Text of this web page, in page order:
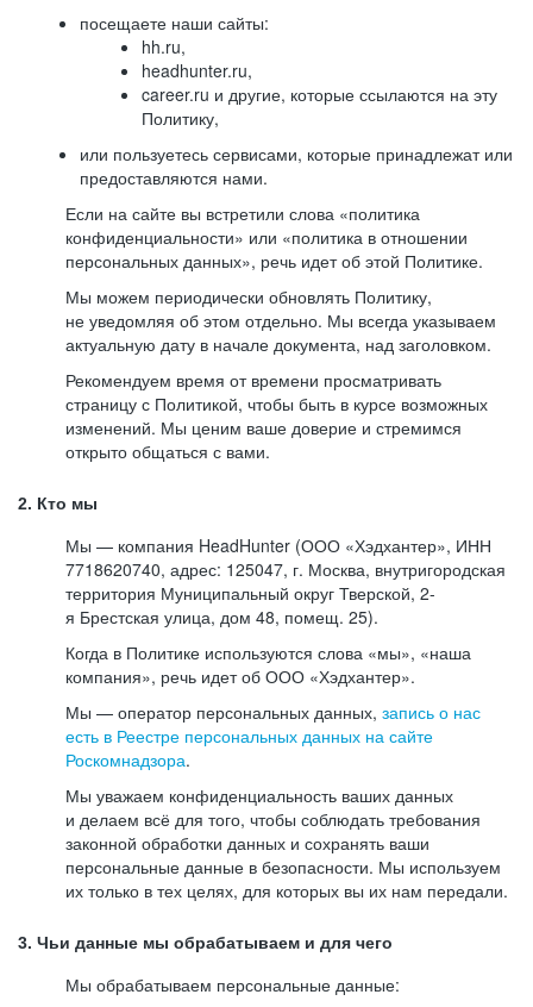
посещаете наши сайты:
hh.ru,
headhunter.ru,
career.ru и другие, которые ссылаются на эту
Политику,
или пользуетесь сервисами, которые принадлежат или
предоставляются нами.
Если на сайте вы встретили слова «политика
конфиденциальности» или «политика в отношении
персональных данных», речь идет об этой Политике.
Мы можем периодически обновлять Политику,
не уведомляя об этом отдельно. Мы всегда указываем
актуальную дату в начале документа, над заголовком.
Рекомендуем время от времени просматривать
страницу с Политикой, чтобы быть в курсе возможных
изменений. Мы ценим ваше доверие и стремимся
открыто общаться с вами.
2. Кто мы
Мы — компания HeadHunter (ООО «Хэдхантер», ИНН
7718620740, адрес: 125047, г. Москва, внутригородская
территория Муниципальный округ Тверской, 2-
я Брестская улица, дом 48, помещ. 25).
Когда в Политике используются слова «мы», «наша
компания», речь идет об ООО «Хэдхантер».
Мы — оператор персональных данных, запись о нас
есть в Реестре персональных данных на сайте
Роскомнадзора.
Мы уважаем конфиденциальность ваших данных
и делаем всё для того, чтобы соблюдать требования
законной обработки данных и сохранять ваши
персональные данные в безопасности. Мы используем
их только в тех целях, для которых вы их нам передали.
3. Чьи данные мы обрабатываем и для чего
Мы обрабатываем персональные данные: